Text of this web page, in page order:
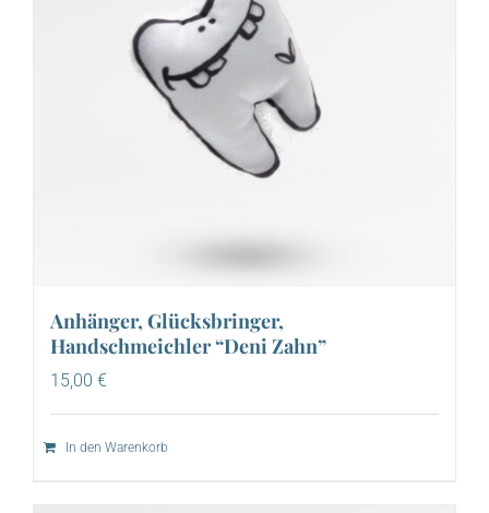
Anhänger, Glücksbringer,
Handschmeichler “Deni Zahn”
15,00 €
In den Warenkorb